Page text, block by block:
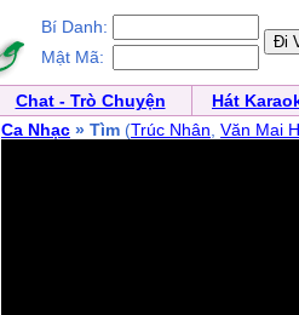
Bí Danh:
Mật Mã:
Chat - Trò Chuyện
Hát
Ca Nhạc » Tìm (Trúc Nhân Văn Mai